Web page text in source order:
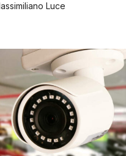
Luce